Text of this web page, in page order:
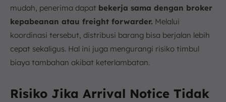
mudah, penerima dapat bekerja sama dengan broker
kepabeanan atau freight forwarder. Melalui
koordinasi tersebut, distribusi barang bisa berjalan lebih
cepat sekaligus. Hal ini juga mengurangi risiko timbul
biaya tambahan akibat keterlambatan.
Risiko Jika Arrival Notice Tidak